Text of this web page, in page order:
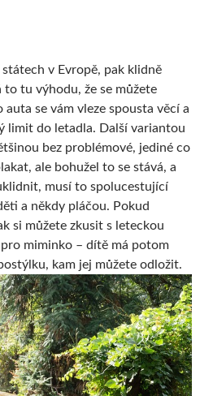
v Evropě, pak klidně
tu výhodu, že se můžete
se vám vleze spousta věcí a
limit do letadla. Další variantou
bez problémové, jediné co
ale bohužel to se stává, a
musí to spolucestující
a někdy pláčou. Pokud
si můžete zkusit s leteckou
miminko – dítě má potom
kam jej můžete odložit.